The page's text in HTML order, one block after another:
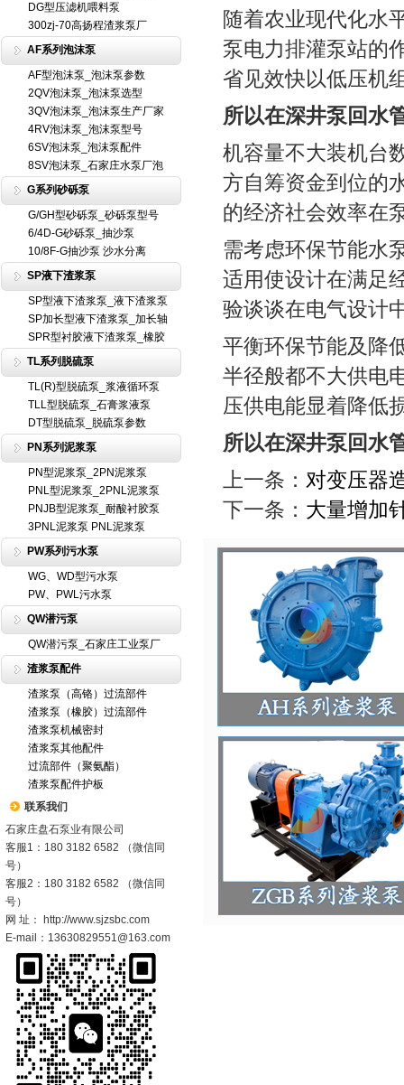
DG型压滤机喂料泵
300zj-70高扬程渣浆泵厂
AF系列泡沫泵
AF型泡沫泵_泡沫泵参数
2QV泡沫泵_泡沫泵选型
3QV泡沫泵_泡沫泵生产厂家
4RV泡沫泵_泡沫泵型号
6SV泡沫泵_泡沫泵配件
8SV泡沫泵_石家庄水泵厂泡
G系列砂砾泵
G/GH型砂砾泵_砂砾泵型号
6/4D-G砂砾泵_抽沙泵
10/8F-G抽沙泵 沙水分离
SP液下渣浆泵
SP型液下渣浆泵_液下渣浆泵
SP加长型液下渣浆泵_加长轴
SPR型衬胶液下渣浆泵_橡胶
TL系列脱硫泵
TL(R)型脱硫泵_浆液循环泵
TLL型脱硫泵_石膏浆液泵
DT型脱硫泵_脱硫泵参数
PN系列泥浆泵
PN型泥浆泵_2PN泥浆泵
PNL型泥浆泵_2PNL泥浆泵
PNJB型泥浆泵_耐酸衬胶泵
3PNL泥浆泵 PNL泥浆泵
PW系列污水泵
WG、WD型污水泵
PW、PWL污水泵
QW潜污泵
QW潜污泵_石家庄工业泵厂
渣浆泵配件
渣浆泵（高铬）过流部件
渣浆泵（橡胶）过流部件
渣浆泵机械密封
渣浆泵其他配件
过流部件（聚氨酯）
渣浆泵配件护板
联系我们
石家庄盘石泵业有限公司
客服1：180 3182 6582 （微信同
号）
客服2：180 3182 6582 （微信同
号）
网 址： http://www.sjzsbc.com
E-mail：13630829551@163.com
随着农业现代化水
泵电力排灌泵站的
省见效快以低压机
所以在深井泵回水
机容量不大装机台
方自筹资金到位的
的经济社会效率在
需考虑环保节能水
适用使设计在满足
验谈谈在电气设计
平衡环保节能及降
半径般都不大供电
压供电能显着降低
所以在深井泵回水
上一条： 对变压器
下一条： 大量增加